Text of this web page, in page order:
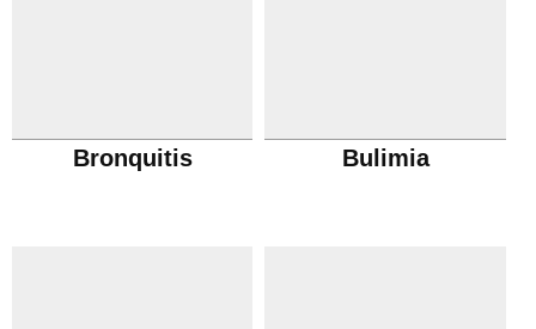
Bronquitis Bulimia